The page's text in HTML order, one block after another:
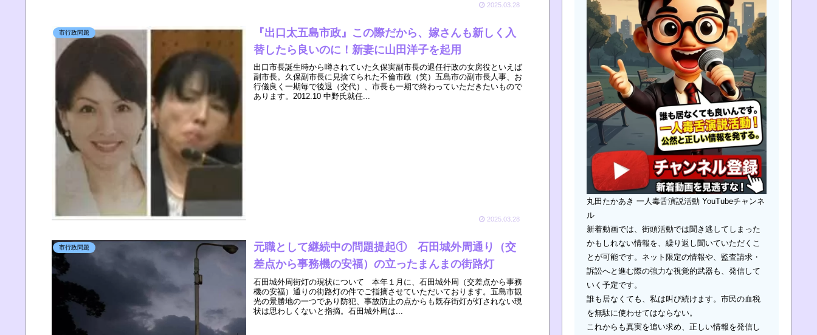
2025.03.28
市行政問題
『出口太五島市政』この際だから、嫁さんも新しく入
替したら良いのに！新妻に山田洋子を起用
出口市長誕生時から噂されていた久保実副市長の退任行政の女房役といえば
副市長。久保副市長に見捨てられた不倫市政（笑）五島市の副市長人事、お
行儀良く一期毎で後退（交代）、市長も一期で終わっていただきたいもので
あります。2012.10 中野氏就任...
2025.03.28
市行政問題
元職として継続中の問題提起① 石田城外周通り（交
差点から事務機の安福）の立ったまんまの街路灯
石田城外周街灯の現状について 本年１月に、石田城外周（交差点から事務
機の安福）通りの街路灯の件でご指摘させていただいております。五島市観
光の景勝地の一つであり防犯、事故防止の点からも既存街灯が灯されない現
状は思わしくないと指摘。石田城外周は...
丸田たかあき 一人毒舌演説活動 YouTubeチャンネ
ル
新着動画では、街頭活動では聞き逃してしまった
かもしれない情報を、繰り返し聞いていただくこ
とが可能です。ネット限定の情報や、監査請求・
訴訟へと進む際の強力な視覚的武器も、発信して
いく予定です。
誰も居なくても、私は叫び続けます。市民の血税
を無駄に使わせてはならない。
これからも真実を追い求め、正しい情報を発信し